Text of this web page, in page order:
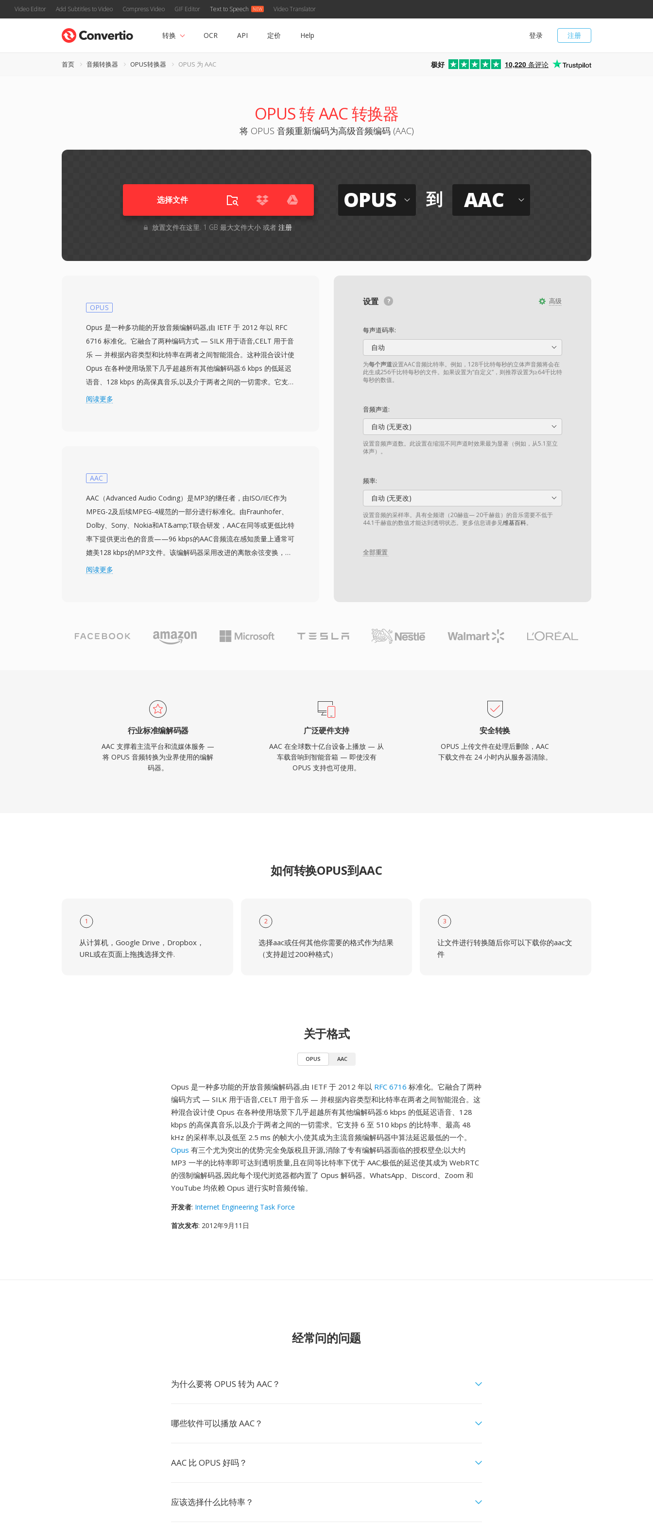
Video Editor Add Subtitles to Video Compress Video GIF Editor Text to Speech Video Translator
注册
登录
转换 OCR API 定价 Help
首页 音频转换器 OPUS转换器 OPUS 为 AAC 极好 10,220 条评论
OPUS 转 AAC 转换器
将 OPUS 音频重新编码为高级音频编码 (AAC)
选择文件
放置文件在这里. 1 GB 最大文件大小 或者 注册
OPUS 到 AAC
高级
设置
每声道码率:
自动
为每个声道设置AAC音频比特率。例如，128千比特每秒的立体声音频将会在
此生成256千比特每秒的文件。如果设置为“自定义”，则推荐设置为≥64千比特
每秒的数值。
音频声道:
自动 (无更改)
设置音频声道数。此设置在缩混不同声道时效果最为显著（例如，从5.1至立
体声）。
频率:
自动 (无更改)
设置音频的采样率。具有全频谱（20赫兹— 20千赫兹）的音乐需要不低于
44.1千赫兹的数值才能达到透明状态。更多信息请参见维基百科。
全部重置
OPUS
Opus 是一种多功能的开放音频编解码器,由 IETF 于 2012 年以 RFC
6716 标准化。它融合了两种编码方式 — SILK 用于语音,CELT 用于音
乐 — 并根据内容类型和比特率在两者之间智能混合。这种混合设计使
Opus 在各种使用场景下几乎超越所有其他编解码器:6 kbps 的低延迟
语音、128 kbps 的高保真音乐,以及介于两者之间的一切需求。它支持
6 至 510 kbps 的比特率、最高 48 kHz 的采样率,以及低至 2.5 ms 的
YouTube 均依赖 Opus 进行实时音频传输。
阅读更多
AAC
AAC（Advanced Audio Coding）是MP3的继任者，由ISO/IEC作为
MPEG-2及后续MPEG-4规范的一部分进行标准化。由Fraunhofer、
Dolby、Sony、Nokia和AT&amp;T联合研发，AAC在同等或更低比特
率下提供更出色的音质——96 kbps的AAC音频流在感知质量上通常可
媲美128 kbps的MP3文件。该编解码器采用改进的离散余弦变换，结
合先进的心理声学模型和时域噪声整形技术。AAC是Apple生态系统
的广泛采用确保了几乎所有现代设备、浏览器和媒体播放器都能原生
处理AAC内容，无需额外插件。
阅读更多
行业标准编解码器
AAC 支撑着主流平台和流媒体服务 —
将 OPUS 音频转换为业界使用的编解
码器。
广泛硬件支持
AAC 在全球数十亿台设备上播放 — 从
车载音响到智能音箱 — 即使没有
OPUS 支持也可使用。
安全转换
OPUS 上传文件在处理后删除，AAC
下载文件在 24 小时内从服务器清除。
如何转换OPUS到AAC
1
从计算机，Google Drive，Dropbox，
URL或在页面上拖拽选择文件.
2
选择aac或任何其他你需要的格式作为结果
（支持超过200种格式）
3
让文件进行转换随后你可以下载你的aac文
件
关于格式
OPUS AAC
Opus 是一种多功能的开放音频编解码器,由 IETF 于 2012 年以 RFC 6716 标准化。它融合了两种
编码方式 — SILK 用于语音,CELT 用于音乐 — 并根据内容类型和比特率在两者之间智能混合。这
种混合设计使 Opus 在各种使用场景下几乎超越所有其他编解码器:6 kbps 的低延迟语音、128
kbps 的高保真音乐,以及介于两者之间的一切需求。它支持 6 至 510 kbps 的比特率、最高 48
kHz 的采样率,以及低至 2.5 ms 的帧大小,使其成为主流音频编解码器中算法延迟最低的一个。
Opus 有三个尤为突出的优势:完全免版税且开源,消除了专有编解码器面临的授权壁垒;以大约
MP3 一半的比特率即可达到透明质量,且在同等比特率下优于 AAC;极低的延迟使其成为 WebRTC
的强制编解码器,因此每个现代浏览器都内置了 Opus 解码器。WhatsApp、Discord、Zoom 和
YouTube 均依赖 Opus 进行实时音频传输。
开发者: Internet Engineering Task Force
首次发布: 2012年9月11日
经常问的问题
为什么要将 OPUS 转为 AAC？
哪些软件可以播放 AAC？
AAC 比 OPUS 好吗？
应该选择什么比特率？